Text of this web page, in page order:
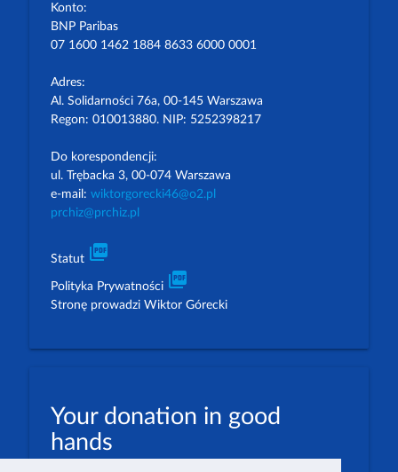
Konto:
BNP Paribas
07 1600 1462 1884 8633 6000 0001
Adres:
Al. Solidarności 76a, 00-145 Warszawa
Regon: 010013880. NIP: 5252398217
Do korespondencji:
ul. Trębacka 3, 00-074 Warszawa
e-mail: wiktorgorecki46@o2.pl
prchiz@prchiz.pl
Statut picture_as_pdf
Polityka Prywatności picture_as_pdf
Stronę prowadzi Wiktor Górecki
Your donation in good
hands